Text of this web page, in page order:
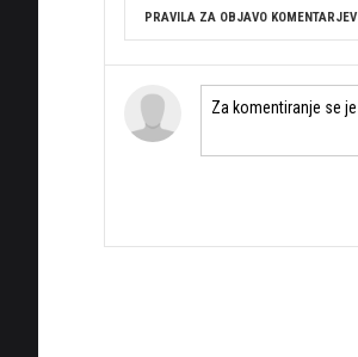
PRAVILA ZA OBJAVO KOMENTARJEV